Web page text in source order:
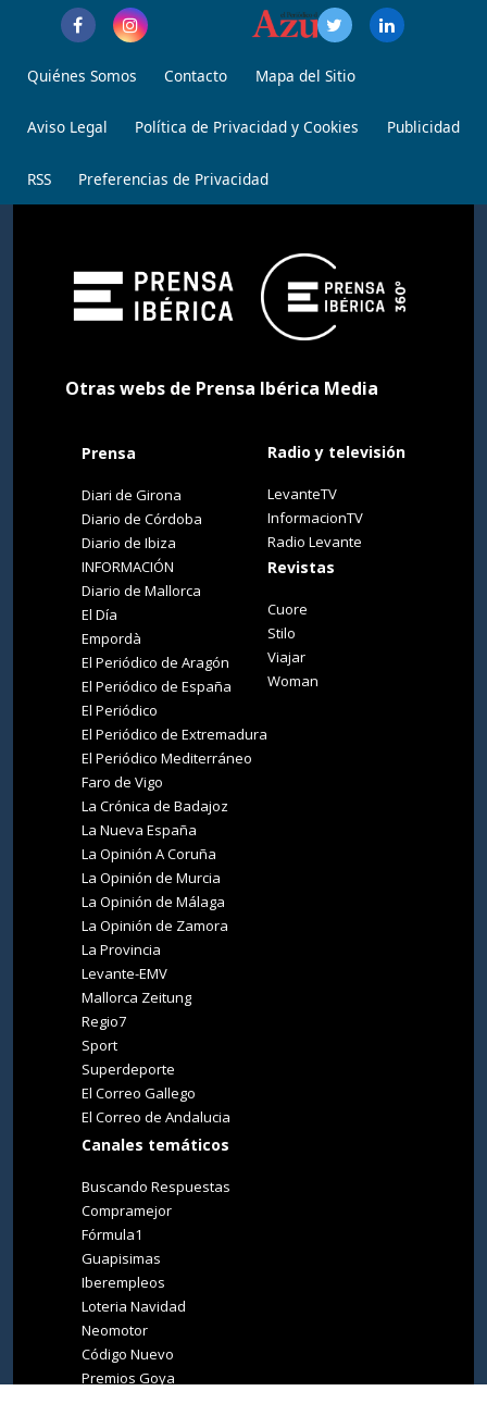
Quiénes Somos Contacto Mapa del Sitio
Aviso Legal Política de Privacidad y Cookies Publicidad
RSS Preferencias de Privacidad
Otras webs de Prensa Ibérica Media
Prensa
Diari de Girona
Diario de Córdoba
Diario de Ibiza
INFORMACIÓN
Diario de Mallorca
El Día
Empordà
El Periódico de Aragón
El Periódico de España
El Periódico
El Periódico de Extremadura
El Periódico Mediterráneo
Faro de Vigo
La Crónica de Badajoz
La Nueva España
La Opinión A Coruña
La Opinión de Murcia
La Opinión de Málaga
La Opinión de Zamora
La Provincia
Levante-EMV
Mallorca Zeitung
Regio7
Sport
Superdeporte
El Correo Gallego
El Correo de Andalucia
Canales temáticos
Buscando Respuestas
Compramejor
Fórmula1
Guapisimas
Iberempleos
Loteria Navidad
Neomotor
Código Nuevo
Premios Goya
Radio y televisión
LevanteTV
InformacionTV
Radio Levante
Revistas
Cuore
Stilo
Viajar
Woman